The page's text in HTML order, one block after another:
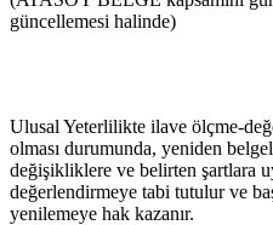
güncellemesi halinde)
Ulusal Yeterlilikte ilave ölçme-
olması durumunda, yeniden
değişikliklere ve belirten şartlara
değerlendirmeye tabi tutulur ve
yenilemeye hak kazanır.